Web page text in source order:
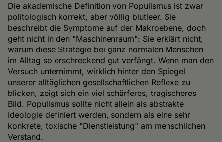
Die akademische Definition von Populismus ist zwar
politologisch korrekt, aber völlig blutleer. Sie
beschreibt die Symptome auf der Makroebene, doch
geht nicht in den "Maschinenraum": Sie erklärt nicht,
warum diese Strategie bei ganz normalen Menschen
im Alltag so erschreckend gut verfängt. Wenn man den
Versuch unternimmt, wirklich hinter den Spiegel
unserer alltäglichen gesellschaftlichen Reflexe zu
blicken, zeigt sich ein viel schärferes, tragischeres
Bild. Populismus sollte nicht allein als abstrakte
Ideologie definiert werden, sondern als eine sehr
konkrete, toxische "Dienstleistung" am menschlichen
Verstand.